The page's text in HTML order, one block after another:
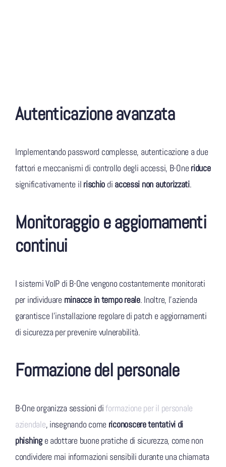
Autenticazione avanzata
Implementando password complesse, autenticazione a due
fattori e meccanismi di controllo degli accessi, B-One riduce
significativamente il rischio di accessi non autorizzati.
Monitoraggio e aggiornamenti
continui
I sistemi VoIP di B-One vengono costantemente monitorati
per individuare minacce in tempo reale. Inoltre, l’azienda
garantisce l’installazione regolare di patch e aggiornamenti
di sicurezza per prevenire vulnerabilità.
Formazione del personale
B-One organizza sessioni diformazione per il personale
aziendale, insegnando come riconoscere tentativi di
phishinge adottare buone pratiche di sicurezza, come non
condividere mai informazioni sensibili durante una chiamata